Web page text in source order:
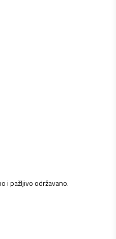
i pažljivo održavano.